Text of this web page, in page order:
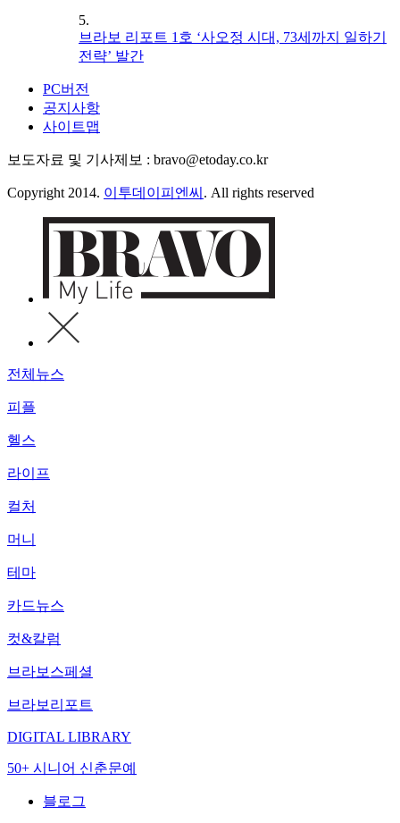
5.
브라보 리포트 1호 ‘사오정 시대, 73세까지 일하기
전략’ 발간
PC버전
공지사항
사이트맵
보도자료 및 기사제보 : bravo@etoday.co.kr
Copyright 2014. 이투데이피엔씨 . All rights reserved
전체뉴스
피플
헬스
라이프
컬처
머니
테마
카드뉴스
컷&칼럼
브라보스페셜
브라보리포트
DIGITAL LIBRARY
50+ 시니어 신춘문예
블로그